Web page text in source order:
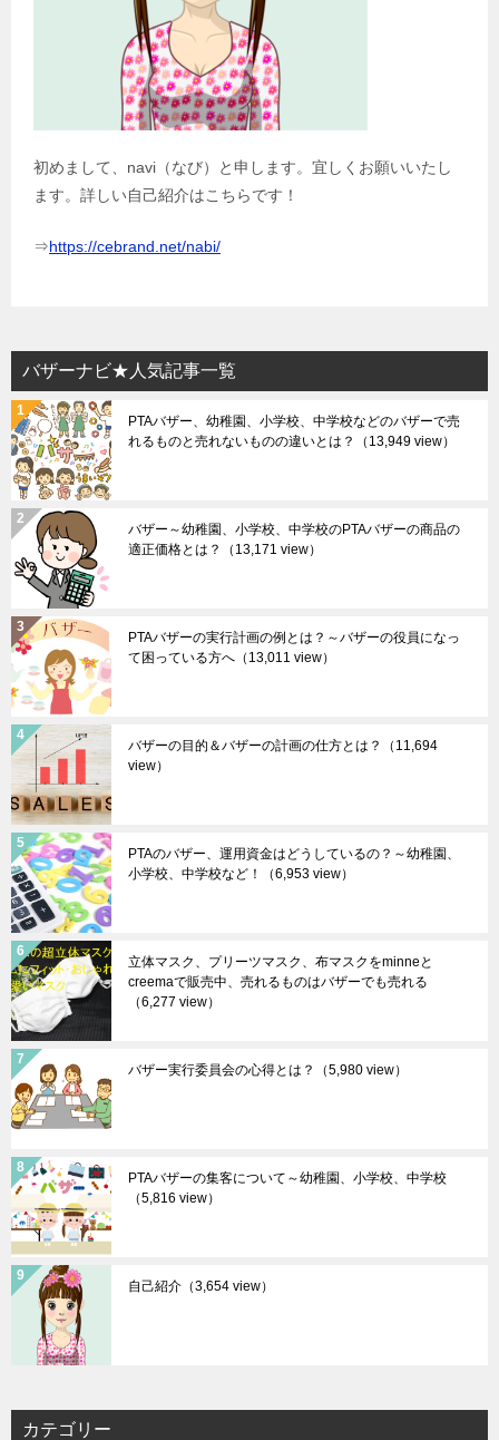
初めまして、navi（なび）と申します。宜しくお願いいたし
ます。詳しい自己紹介はこちらです！
⇒https://cebrand.net/nabi/
バザーナビ★人気記事一覧
PTAバザー、幼稚園、小学校、中学校などのバザーで売
れるものと売れないものの違いとは？
（13,949 view）
バザー～幼稚園、小学校、中学校のPTAバザーの商品の
適正価格とは？
（13,171 view）
PTAバザーの実行計画の例とは？～バザーの役員になっ
て困っている方へ （13,011 view）
バザーの目的＆バザーの計画の仕方とは？
（11,694
view）
PTAのバザー、運用資金はどうしているの？～幼稚園、
小学校、中学校など！
（6,953 view）
立体マスク、プリーツマスク、布マスクをminneと
creemaで販売中、売れるものはバザーでも売れる
（6,277 view）
バザー実行委員会の心得とは？ （5,980 view）
PTAバザーの集客について～幼稚園、小学校、中学校
（5,816 view）
自己紹介 （3,654 view）
カテゴリー